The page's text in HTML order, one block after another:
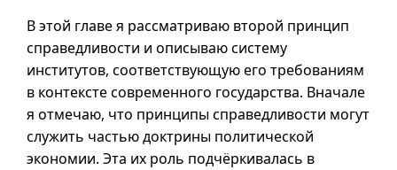
В этой главе я рассматриваю второй принцип
справедливости и описываю систему
институтов, соответствующую его требованиям
в контексте современного государства. Вначале
я отмечаю, что принципы справедливости могут
служить частью доктрины политической
экономии. Эта их роль подчёркивалась в